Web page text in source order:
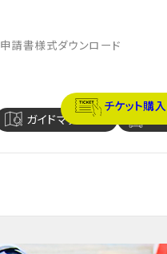
ガイドマップ ア
チケット購入
申請書様式ダウンロード